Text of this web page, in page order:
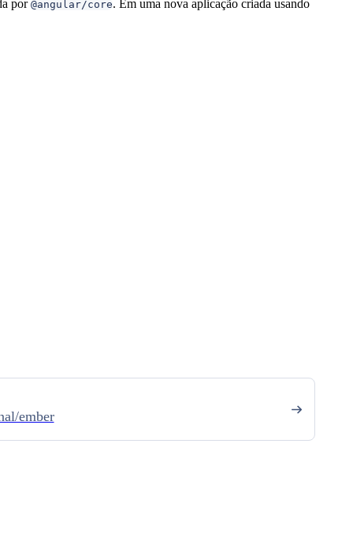
por @angular/core. Em uma nova aplicação criada usando
ember